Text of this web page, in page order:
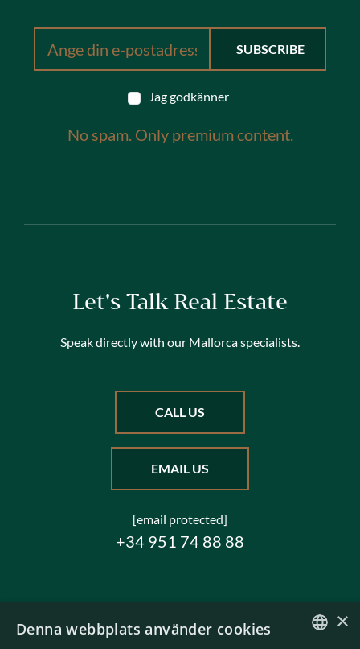
Jag godkänner
No spam. Only premium content.
Let's Talk Real Estate
Speak directly with our Mallorca specialists.
CALL US
EMAIL US
[email protected]
+34 951 74 88 88
×
Denna webbplats använder cookies